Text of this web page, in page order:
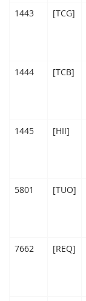
1443
[TCG]
1444
[TCB]
1445
[HII]
5801
[TUO]
7662
[REQ]